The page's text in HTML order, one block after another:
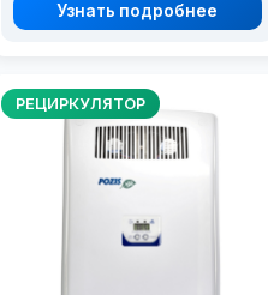
Узнать подробнее
РЕЦИРКУЛЯТОР